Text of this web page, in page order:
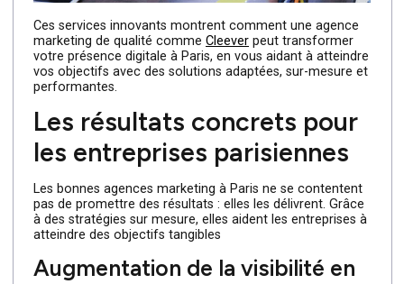
My Business, gérer les avis clients et cibler des mots-
locaux les plus recherchés.